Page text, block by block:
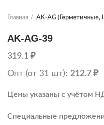
Главная AK-AG (Герметичные,
AK-AG-39
319.1 ₽
Опт (от 31 шт): 212.7 ₽
Цены указаны с учётом
Специальные